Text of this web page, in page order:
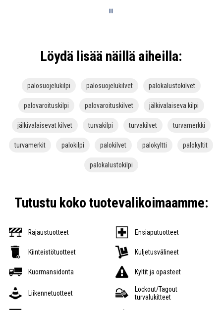
Löydä lisää näillä aiheilla:
palosuojelukilpi palosuojelukilvet palokalustokilvet
palovaroituskilpi palovaroituskilvet jälkivalaiseva kilpi
jälkivalaisevat kilvet turvakilpi turvakilvet turvamerkki
turvamerkit palokilpi palokilvet palokyltti palokyltit
palokalustokilpi
Tutustu koko tuotevalikoimaamme:
Rajaustuotteet Ensiaputuotteet
Kiinteistötuotteet Kuljetusvälineet
Kuormansidonta Kyltit ja opasteet
Liikennetuotteet
Lockout/Tagout
turvalukitteet